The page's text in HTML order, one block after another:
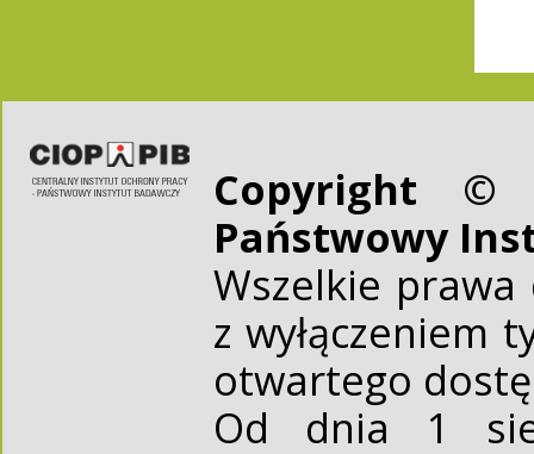
Copyright ©
Państwowy
Wszelkie
z wyłączeniem
otwartego
Od dnia 1